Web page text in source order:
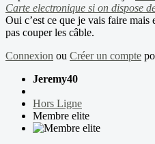
Carte electronique si on dispose
Oui c’est ce que je vais faire mais
pas couper les câble.
Connexion ou Créer un compte
Jeremy40
Hors Ligne
Membre elite